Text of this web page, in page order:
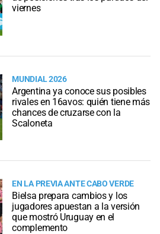
viernes
MUNDIAL 2026
Argentina ya conoce sus posibles
rivales en 16avos: quién tiene más
chances de cruzarse con la
Scaloneta
EN LA PREVIA ANTE CABO VERDE
Bielsa prepara cambios y los
jugadores apuestan a la versión
que mostró Uruguay en el
complemento